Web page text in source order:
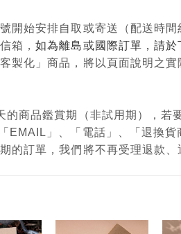
開始安排自取或寄送（配送時
箱，如為離島或國際訂單，請於
製化」商品，將以頁面說明之實
的商品鑑賞期（非試用期），若
EMAIL」、「電話」、「退換
的訂單，我們將不再受理退款